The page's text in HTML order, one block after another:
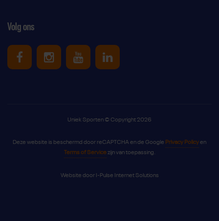
Volg ons
Uniek Sporten op Facebook
Uniek Sporten op Instagram
Uniek Sporten op Youtube
Uniek Sporten op
Uniek Sporten © Copyright 2026
Deze website is beschermd door reCAPTCHA en de Google Privacy Policyen
Terms of Servicezijn van toepassing.
Website door I-Pulse Internet Solutions